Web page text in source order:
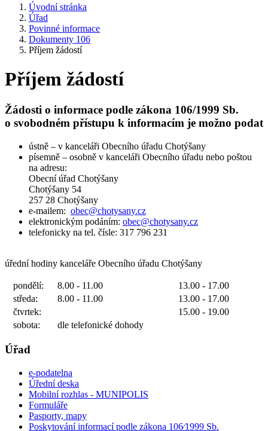
Úvodní stránka
Úřad
Povinné informace
Dokumenty 106
Příjem žádostí
Příjem žádostí
Žádosti o informace podle zákona 106/1999 Sb.
o svobodném přístupu k informacím je možno podat
ústně – v kanceláři Obecního úřadu Chotýšany
písemně – osobně v kanceláři Obecního úřadu nebo poštou
na adresu:
Obecní úřad Chotýšany
Chotýšany 54
257 28 Chotýšany
e-mailem: obec@chotysany.cz
elektronickým podáním: obec@chotysany.cz
telefonicky na tel. čísle: 317 796 231
úřední hodiny kanceláře Obecního úřadu Chotýšany
pondělí: 8.00 - 11.00
13.00 - 17.00
středa:
8.00 - 11.00
13.00 - 17.00
čtvrtek:
15.00 - 19.00
sobota:
dle telefonické dohody
Úřad
e-podatelna
Úřední deska
Mobilní rozhlas - MUNIPOLIS
Formuláře
Pasporty, mapy
Poskytování informací podle zákona 106⁄1999 Sb.